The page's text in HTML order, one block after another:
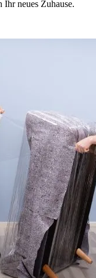
Ihr neues Zuhause.